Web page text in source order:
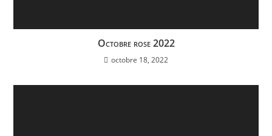
Octobre rose 2022
octobre 18, 2022